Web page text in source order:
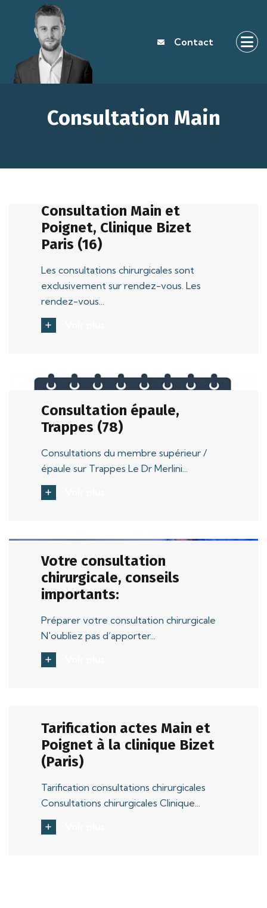
Contact
Consultation Main
Consultation Main et
Poignet, Clinique Bizet
Paris (16)
Les consultations chirurgicales sont
exclusivement sur rendez-vous. Les
rendez-vous...
Consultation épaule,
Trappes (78)
Consultations du membre supérieur /
épaule sur Trappes Le Dr Merlini...
Votre consultation
chirurgicale, conseils
importants:
Préparer votre consultation chirurgicale
N'oubliez pas d’apporter...
Tarification actes Main et
Poignet à la clinique Bizet
(Paris)
Tarification consultations chirurgicales
Consultations chirurgicales Clinique...